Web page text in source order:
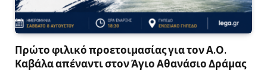
Πρώτο φιλικό προετοιμασίας για τον Α.Ο.
Καβάλα απέναντι στον Άγιο Αθανάσιο Δράμας